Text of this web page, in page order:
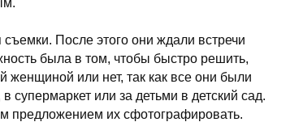
После этого они ждали встречи
была в том, чтобы быстро решить,
женщиной или нет, так как все они были
или за детьми в детский сад.
предложением их сфотографировать.